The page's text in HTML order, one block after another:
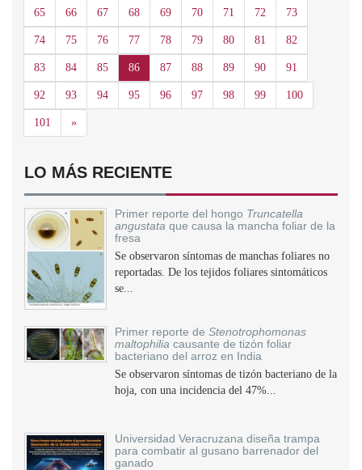
65 66 67 68 69 70 71 72 73
74 75 76 77 78 79 80 81 82
83 84 85 86 87 88 89 90 91
92 93 94 95 96 97 98 99 100
101 »Siguiente
LO MÁS RECIENTE
Primer reporte del hongo Truncatella
angustata que causa la mancha foliar de la
fresa
Se observaron síntomas de manchas foliares no
reportadas. De los tejidos foliares sintomáticos
se...
Primer reporte de Stenotrophomonas
maltophilia causante de tizón foliar
bacteriano del arroz en India
Se observaron síntomas de tizón bacteriano de la
hoja, con una incidencia del 47%...
Universidad Veracruzana diseña trampa
para combatir al gusano barrenador del
ganado